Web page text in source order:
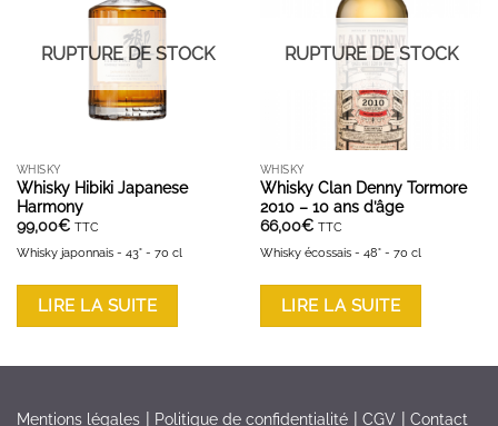
RUPTURE DE STOCK
WHISKY
Whisky Hibiki Japanese
Harmony
99,00€ TTC
Whisky japonnais - 43° - 70 cl
LIRE LA SUITE
RUPTURE DE STOCK
WHISKY
Whisky Clan Denny Tormore
2010 – 10 ans d’âge
66,00€ TTC
Whisky écossais - 48° - 70 cl
LIRE LA SUITE
Mentions légales Politique de confidentialité CGV Contact